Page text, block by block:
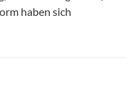
haben sich